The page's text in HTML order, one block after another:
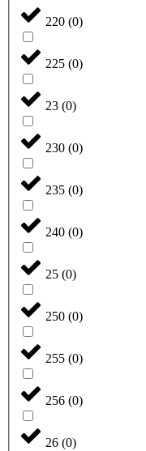
220 (0)
225 (0)
23 (0)
230 (0)
235 (0)
240 (0)
25 (0)
250 (0)
255 (0)
256 (0)
26 (0)